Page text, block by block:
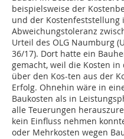
beispielsweise der
und der Kostenfeststellung
Abweichungstoleranz
Urteil des OLG Naumburg
36/17). Dort hatte ein
gemacht, weil die Kos­ten
über den Kos-ten aus der
Erfolg. Ohnehin wäre in
Baukosten als in
alle Teuerungen
kein Einfluss nehmen
oder Mehrkosten wegen